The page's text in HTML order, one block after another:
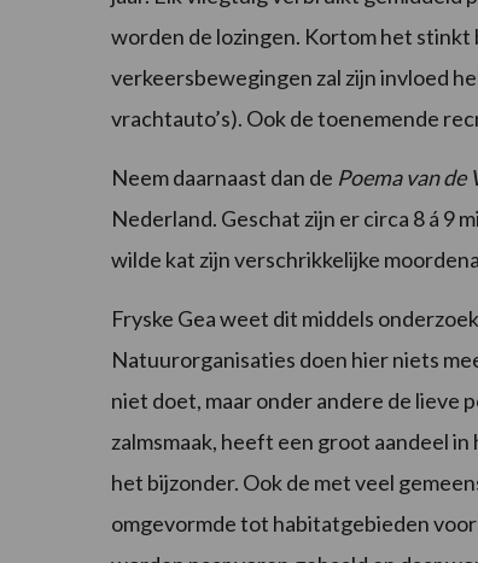
worden de lozingen. Kortom het stinkt
verkeersbewegingen zal zijn invloed
vrachtauto’s). Ook de toenemende
Neem daarnaast dan de Poema van de
Nederland. Geschat zijn er circa 8 á 9
wilde kat zijn verschrikkelijke
Fryske Gea weet dit middels
Natuurorganisaties doen hier niets
niet doet, maar onder andere de lieve
zalmsmaak, heeft een groot aandeel
het bijzonder. Ook de met veel
omgevormde tot habitatgebieden voor